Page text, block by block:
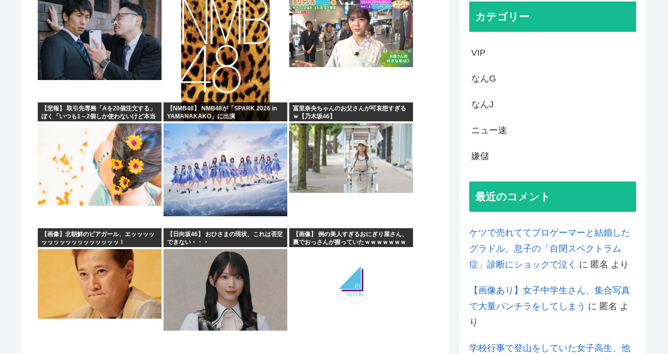
【悲報】 取引先専務「Aを20個注文する」
ぼく「いつも1～2個しか使わないけど本当
に20であってる？」 取専「あってる」→結
果『こう』なったんだが...
【NMB48】 NMB48が「SPARK 2026 in
YAMANAKAKO」に出演
冨里奈央ちゃんのお父さんが可哀想すぎる
ｗ【乃木坂46】
【画像】北朝鮮のビアガール、エッッッッ
ッッッッッッッッッッッッッ！
【日向坂46】 おひさまの現状、これは否定
できない・・・
【画像】 例の美人すぎるおにぎり屋さん、
裏でおっさんが握っていたｗｗｗｗｗｗｗ
カテゴリー
VIP
なんG
なんJ
ニュー速
嫌儲
最近のコメント
ケツで売れててプロゲーマーと結婚した
グラドル、息子の「自閉スペクトラム
症」診断にショックで泣く に 匿名 より
【画像あり】女子中学生さん、集合写真
で大量パンチラをしてしまう に 匿名 よ
り
学校行事で登山をしていた女子高生、他